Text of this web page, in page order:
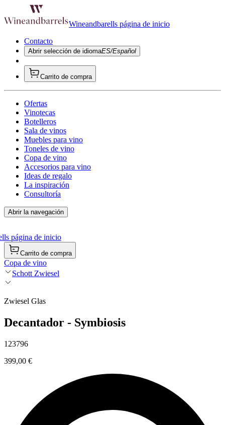
Wineandbarells página de inicio
Contacto
Abrir selección de idiomaES/Español
Carrito de compra
Ofertas
Vinotecas
Botelleros
Sala de vinos
Muebles para vino
Toneles de vino
Copa de vino
Accesorios para vino
Ideas de regalo
La inspiración
Consultoría
Abrir la navegación
página de inicio
Carrito de compra
Copa de vino
Schott Zwiesel
Zwiesel Glas
Decantador - Symbiosis
123796
399,00 €